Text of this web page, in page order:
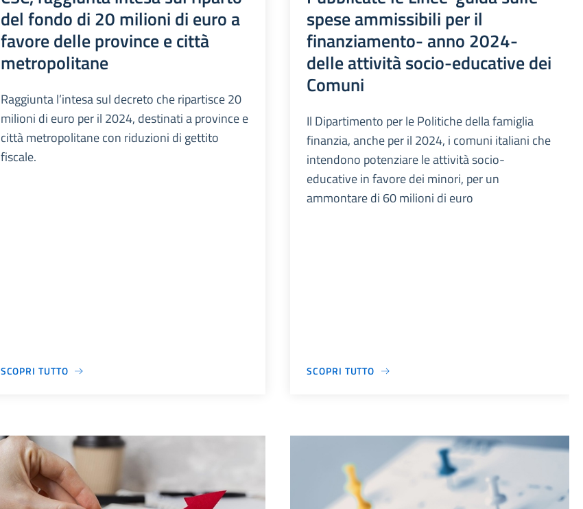
del fondo di 20 milioni di euro a
favore delle province e città
metropolitane
Raggiunta l’intesa sul decreto che ripartisce 20
milioni di euro per il 2024, destinati a province e
città metropolitane con riduzioni di gettito
fiscale.
SCOPRI TUTTO
spese ammissibili per il
finanziamento- anno 2024-
delle attività socio-educative dei
Comuni
Il Dipartimento per le Politiche della famiglia
finanzia, anche per il 2024, i comuni italiani che
intendono potenziare le attività socio-
educative in favore dei minori, per un
ammontare di 60 milioni di euro
SCOPRI TUTTO